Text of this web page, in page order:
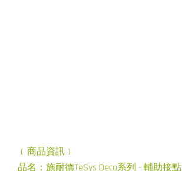
﹝商品資訊﹞
品名：施耐德TeSys Deca系列 - 輔助接點